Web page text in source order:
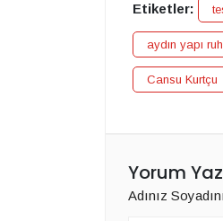
Etiketler:
aydın yapı
Cansu Kurtçu
Yorum Yaz
Adınız